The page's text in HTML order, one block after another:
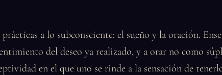
a lo subconsciente: el sueño y la oración.
del deseo ya realizado, y a orar no como
en el que uno se rinde a la sensación de